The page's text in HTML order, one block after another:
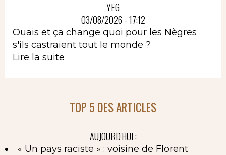
YEG
03/08/2026 - 17:12
Ouais et ça change quoi pour les Nègres
s'ils castraient tout le monde ?
Lire la suite
TOP 5 DES ARTICLES
AUJOURD'HUI :
« Un pays raciste » : voisine de Florent